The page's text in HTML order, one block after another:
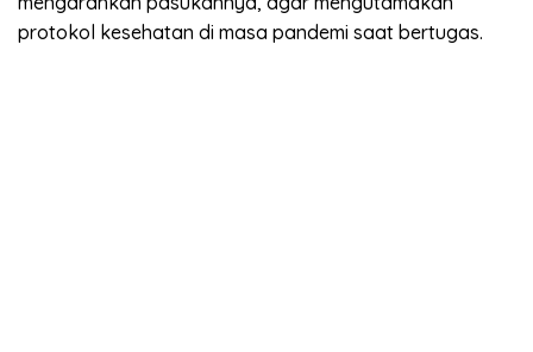
protokol kesehatan di masa pandemi saat bertugas.